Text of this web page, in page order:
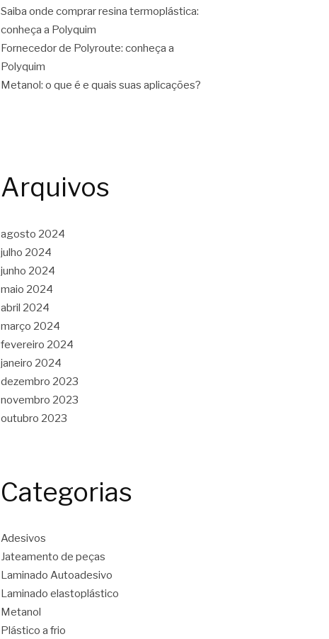
Saiba onde comprar resina termoplástica:
conheça a Polyquim
Fornecedor de Polyroute: conheça a
Polyquim
Metanol: o que é e quais suas aplicações?
Arquivos
agosto 2024
julho 2024
junho 2024
maio 2024
abril 2024
março 2024
fevereiro 2024
janeiro 2024
dezembro 2023
novembro 2023
outubro 2023
Categorias
Adesivos
Jateamento de peças
Laminado Autoadesivo
Laminado elastoplástico
Metanol
Plástico a frio